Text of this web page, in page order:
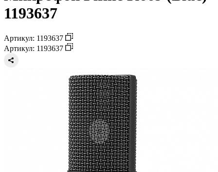
1193637
Артикул: 1193637
Артикул: 1193637